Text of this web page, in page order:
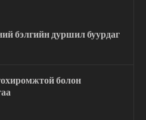
бэлгийн дуршил буурдаг
болон